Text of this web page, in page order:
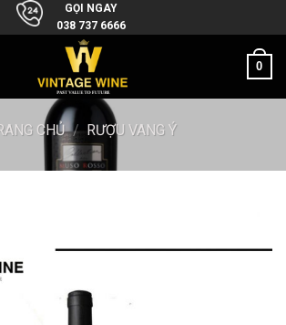
GỌI NGAY
038 737 6666
0
CHỦ / RƯỢU VANG Ý